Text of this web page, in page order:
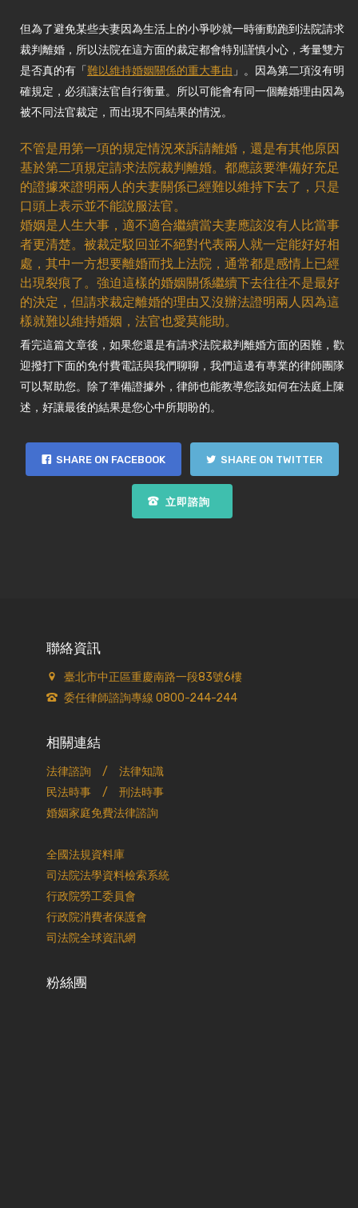
但為了避免某些夫妻因為生活上的小爭吵就一時衝動跑到法院請求
裁判離婚，所以法院在這方面的裁定都會特別謹慎小心，考量雙方
是否真的有「難以維持婚姻關係的重大事由 」。因為第二項沒有明
確規定，必須讓法官自行衡量。所以可能會有同一個離婚理由因為
被不同法官裁定，而出現不同結果的情況。
不管是用第一項的規定情況來訴請離婚，還是有其他原因
基於第二項規定請求法院裁判離婚。都應該要準備好充足
的證據來證明兩人的夫妻關係已經難以維持下去了，只是
口頭上表示並不能說服法官。
婚姻是人生大事，適不適合繼續當夫妻應該沒有人比當事
者更清楚。被裁定駁回並不絕對代表兩人就一定能好好相
處，其中一方想要離婚而找上法院，通常都是感情上已經
出現裂痕了。強迫這樣的婚姻關係繼續下去往往不是最好
的決定，但請求裁定離婚的理由又沒辦法證明兩人因為這
樣就難以維持婚姻，法官也愛莫能助。
看完這篇文章後，如果您還是有請求法院裁判離婚方面的困難，歡
迎撥打下面的免付費電話與我們聊聊，我們這邊有專業的律師團隊
可以幫助您。除了準備證據外，律師也能教導您該如何在法庭上陳
述，好讓最後的結果是您心中所期盼的。
SHARE ON FACEBOOK SHARE ON TWITTER
立即諮詢
聯絡資訊
臺北市中正區重慶南路一段83號6樓
委任律師諮詢專線 0800-244-244
相關連結
法律諮詢 /法律知識
民法時事 /刑法時事
婚姻家庭免費法律諮詢
全國法規資料庫
司法院法學資料檢索系統
行政院勞工委員會
行政院消費者保護會
司法院全球資訊網
粉絲團